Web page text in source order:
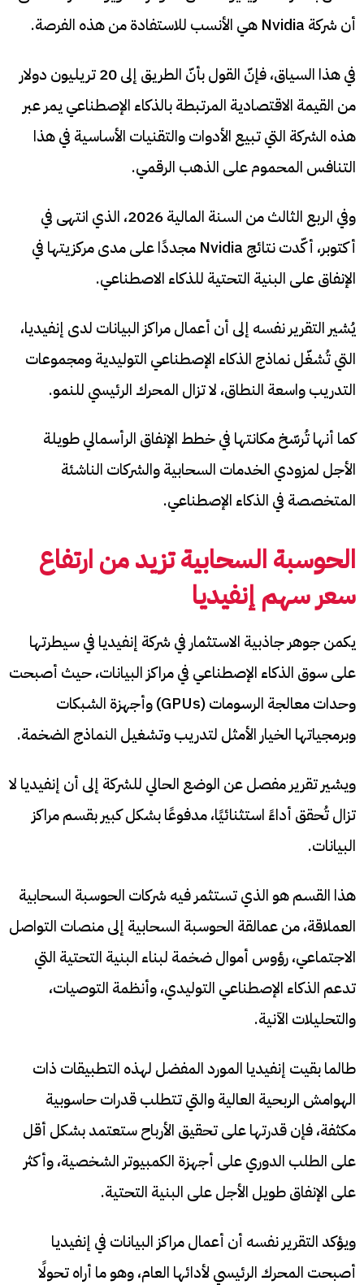
أن شركة Nvidia هي الأنسب للاستفادة من هذه الفرصة.
في هذا السياق، فإنّ القول بأنّ الطريق إلى 20 تريليون دولار
من القيمة الاقتصادية المرتبطة بالذكاء الإصطناعي يمر عبر
هذه الشركة التي تبيع الأدوات والتقنيات الأساسية في هذا
التنافس المحموم على الذهب الرقمي.
وفي الربع الثالث من السنة المالية 2026، الذي انتهى في
أكتوبر، أكّدت نتائج Nvidia مجددًا على مدى مركزيتها في
الإنفاق على البنية التحتية للذكاء الاصطناعي.
يُشير التقرير نفسه إلى أن أعمال مراكز البيانات لدى إنفيديا،
التي تُشغّل نماذج الذكاء الإصطناعي التوليدية ومجموعات
التدريب واسعة النطاق، لا تزال المحرك الرئيسي للنمو.
كما أنها تُرسّخ مكانتها في خطط الإنفاق الرأسمالي طويلة
الأجل لمزودي الخدمات السحابية والشركات الناشئة
المتخصصة في الذكاء الإصطناعي.
الحوسبة السحابية تزيد من ارتفاع
سعر سهم إنفيديا
يكمن جوهر جاذبية الاستثمار في شركة إنفيديا في سيطرتها
على سوق الذكاء الإصطناعي في مراكز البيانات، حيث أصبحت
وحدات معالجة الرسومات (GPUs) وأجهزة الشبكات
وبرمجياتها الخيار الأمثل لتدريب وتشغيل النماذج الضخمة.
ويشير تقرير مفصل عن الوضع الحالي للشركة إلى أن إنفيديا لا
تزال تُحقق أداءً استثنائيًا، مدفوعًا بشكل كبير بقسم مراكز
البيانات.
هذا القسم هو الذي تستثمر فيه شركات الحوسبة السحابية
العملاقة، من عمالقة الحوسبة السحابية إلى منصات التواصل
الاجتماعي، رؤوس أموال ضخمة لبناء البنية التحتية التي
تدعم الذكاء الإصطناعي التوليدي، وأنظمة التوصيات،
والتحليلات الآنية.
طالما بقيت إنفيديا المورد المفضل لهذه التطبيقات ذات
الهوامش الربحية العالية والتي تتطلب قدرات حاسوبية
مكثفة، فإن قدرتها على تحقيق الأرباح ستعتمد بشكل أقل
على الطلب الدوري على أجهزة الكمبيوتر الشخصية، وأكثر
على الإنفاق طويل الأجل على البنية التحتية.
ويؤكد التقرير نفسه أن أعمال مراكز البيانات في إنفيديا
أصبحت المحرك الرئيسي لأدائها العام، وهو ما أراه تحولًا